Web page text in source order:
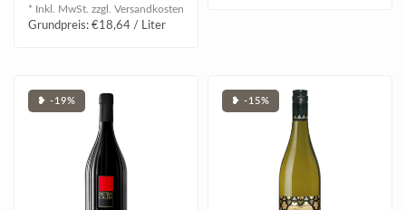
* Inkl. MwSt. zzgl. Versandkosten
Grundpreis: €18,64 / Liter
❥ -19% ❥ -15%